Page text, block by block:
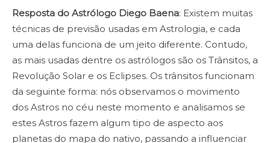
Resposta do Astrólogo Diego Baena: Existem muitas
técnicas de previsão usadas em Astrologia, e cada
uma delas funciona de um jeito diferente. Contudo,
as mais usadas dentre os astrólogos são os Trânsitos, a
Revolução Solar e os Eclipses. Os trânsitos funcionam
da seguinte forma: nós observamos o movimento
dos Astros no céu neste momento e analisamos se
estes Astros fazem algum tipo de aspecto aos
planetas do mapa do nativo, passando a influenciar